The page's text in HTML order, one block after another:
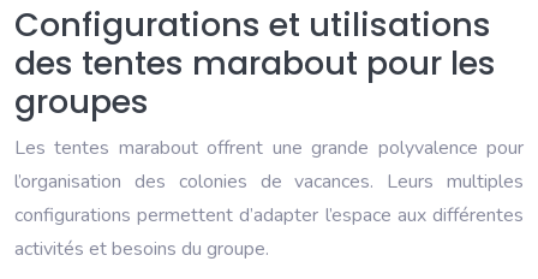
Configurations et utilisations
des tentes marabout pour les
groupes
Les tentes marabout offrent une grande polyvalence pour
l’organisation des colonies de vacances. Leurs multiples
configurations permettent d’adapter l’espace aux différentes
activités et besoins du groupe.